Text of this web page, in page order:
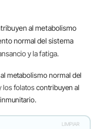
al metabolismo
normal del sistema
y la fatiga.
metabolismo normal del
los folatoscontribuyen al
LIMPIAR